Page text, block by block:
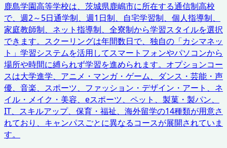
鹿島学園高等学校は、茨城県鹿嶋市に所在する通信制高校
で、週2～5日通学制、週1日制、自宅学習制、個人指導制、
家庭教師制、ネット指導制、全寮制から学習スタイルを選択
できます。スクーリングは年間数日で、独自の「カシマネッ
ト」学習システムを活用してスマートフォンやパソコンから
場所や時間に縛られず学習を進められます。オプションコー
スは大学進学、アニメ・マンガ・ゲーム、ダンス・芸能・声
優、音楽、スポーツ、ファッション・デザイン・アート、ネ
イル・メイク・美容、eスポーツ、ペット、製菓・製パン、
IT、スキルアップ、保育・福祉、海外留学の14種類が用意さ
れており、キャンパスごとに異なるコースが展開されていま
す。